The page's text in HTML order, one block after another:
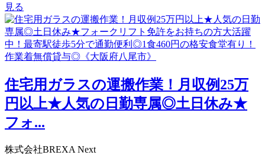
見る
住宅用ガラスの運搬作業！月収例25万
円以上★人気の日勤専属◎土日休み★
フォ...
株式会社BREXA Next